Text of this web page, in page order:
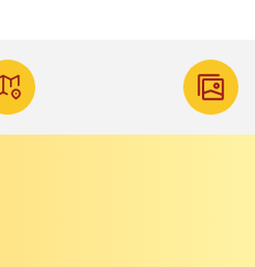
известные львовские
Замок
алегорії на